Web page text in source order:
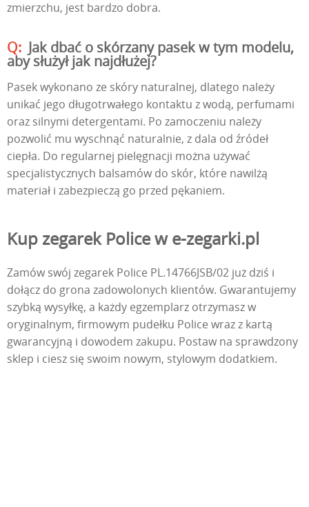
zmierzchu, jest bardzo dobra.
Jak dbać o skórzany pasek w tym modelu,
aby służył jak najdłużej?
Pasek wykonano ze skóry naturalnej, dlatego należy
unikać jego długotrwałego kontaktu z wodą, perfumami
oraz silnymi detergentami. Po zamoczeniu należy
pozwolić mu wyschnąć naturalnie, z dala od źródeł
ciepła. Do regularnej pielęgnacji można używać
specjalistycznych balsamów do skór, które nawilżą
materiał i zabezpieczą go przed pękaniem.
Kup zegarek Police w e-zegarki.pl
Zamów swój zegarek Police PL.14766JSB/02 już dziś i
dołącz do grona zadowolonych klientów. Gwarantujemy
szybką wysyłkę, a każdy egzemplarz otrzymasz w
oryginalnym, firmowym pudełku Police wraz z kartą
gwarancyjną i dowodem zakupu. Postaw na sprawdzony
sklep i ciesz się swoim nowym, stylowym dodatkiem.